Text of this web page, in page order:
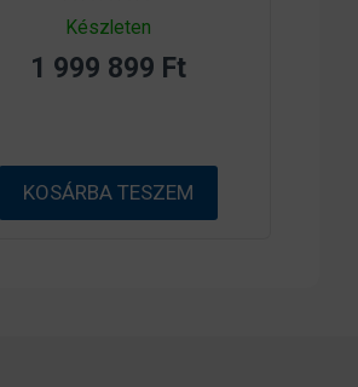
0
a
5
Készleten
1 999 899 Ft
KOSÁRBA TESZEM